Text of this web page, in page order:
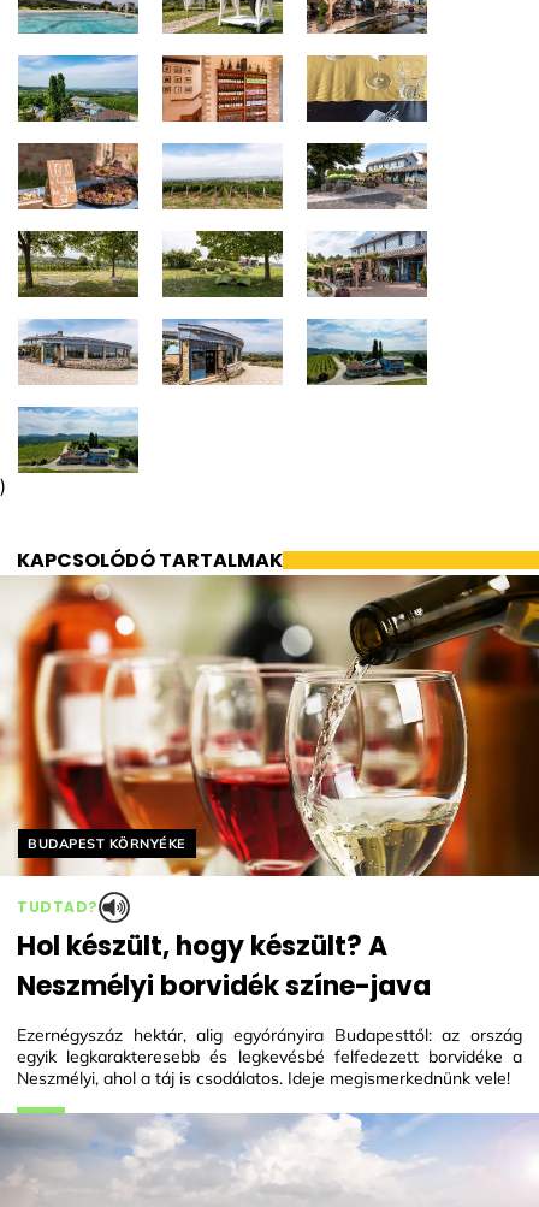
)
KAPCSOLÓDÓ TARTALMAK
Helyszín címkék:
BUDAPEST KÖRNYÉKE
TUDTAD?
Hol készült, hogy készült? A
Neszmélyi borvidék színe-java
Ezernégyszáz hektár, alig egyórányira Budapesttől: az ország
egyik legkarakteresebb és legkevésbé felfedezett borvidéke a
Neszmélyi, ahol a táj is csodálatos. Ideje megismerkednünk vele!